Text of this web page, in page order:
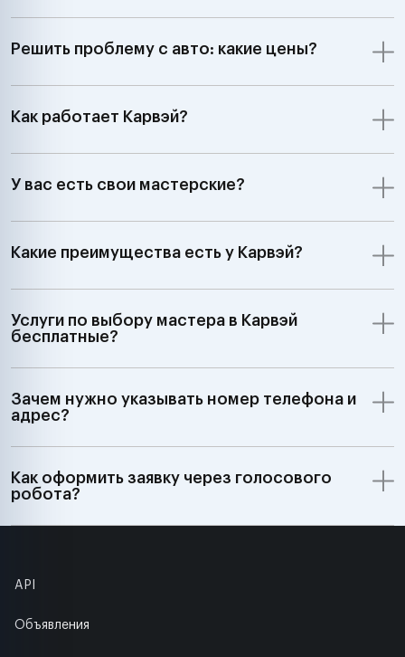
Решить проблему с авто: какие цены?
Как работает Карвэй?
У вас есть свои мастерские?
Какие преимущества есть у Карвэй?
Услуги по выбору мастера в Карвэй
бесплатные?
Зачем нужно указывать номер телефона и
адрес?
Как оформить заявку через голосового
робота?
API
Объявления